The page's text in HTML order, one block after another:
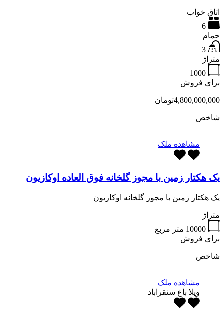
اتاق خواب
6
حمام
3
متراژ
1000
برای فروش
4,800,000,000تومان
شاخص
مشاهده ملک
یک هکتار زمین با مجوز گلخانه فوق العاده اوکازیون
یک هکتار زمین با مجوز گلخانه اوکازیون
متراژ
10000 متر مربع
برای فروش
شاخص
مشاهده ملک
ویلا باغ سنقراباد